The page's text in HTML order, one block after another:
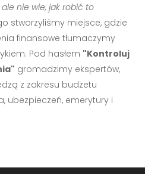
nie wie, jak robić to
stworzyliśmy miejsce, gdzie
finansowe tłumaczymy
Pod hasłem "Kontroluj
gromadzimy ekspertów,
z zakresu budżetu
ubezpieczeń, emerytury i